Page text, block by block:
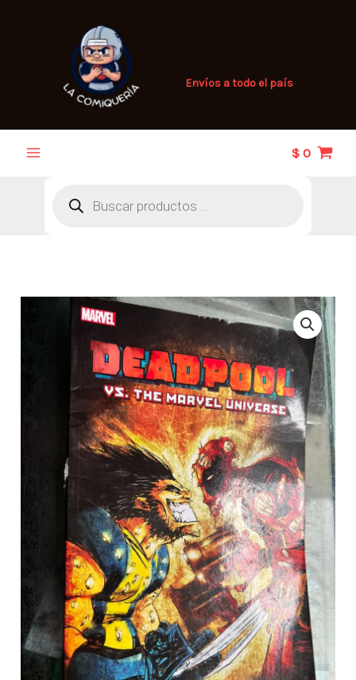
Envíos a todo el país
$ 0
productos
Universe
cantidad